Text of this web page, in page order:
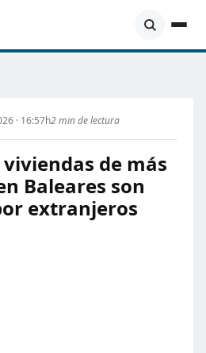
· 16:57h2 min de lectura
viviendas de más
Baleares son
extranjeros